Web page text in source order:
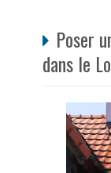
Poser
dans le